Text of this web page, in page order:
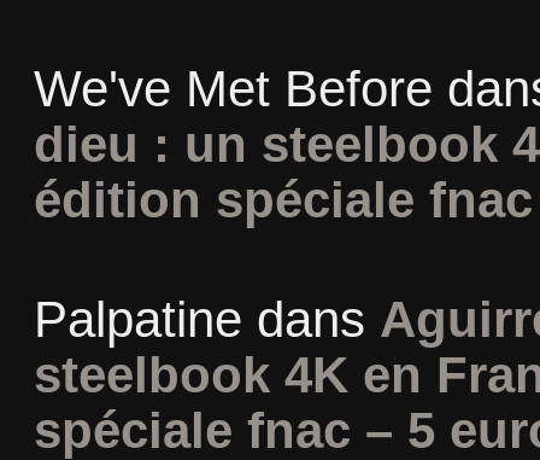
We've Met Before
dieu : un steelbook
édition spéciale
Palpatine dans
steelbook 4K en
spéciale fnac – 5